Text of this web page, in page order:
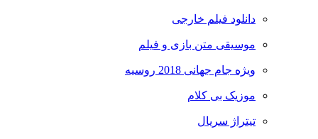
دانلود فیلم خارجی
موسیقی متن بازی و فیلم
ویژه جام جهانی 2018 روسیه
موزیک بی کلام
تیتراژ سریال